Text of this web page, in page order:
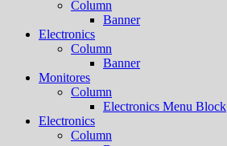
Column
Banner
Electronics
Column
Banner
Monitores
Column
Electronics Menu Block
Electronics
Column